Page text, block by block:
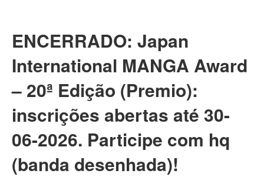
ENCERRADO: Japan
International MANGA Award
– 20ª Edição (Premio):
inscrições abertas até 30-
06-2026. Participe com hq
(banda desenhada)!